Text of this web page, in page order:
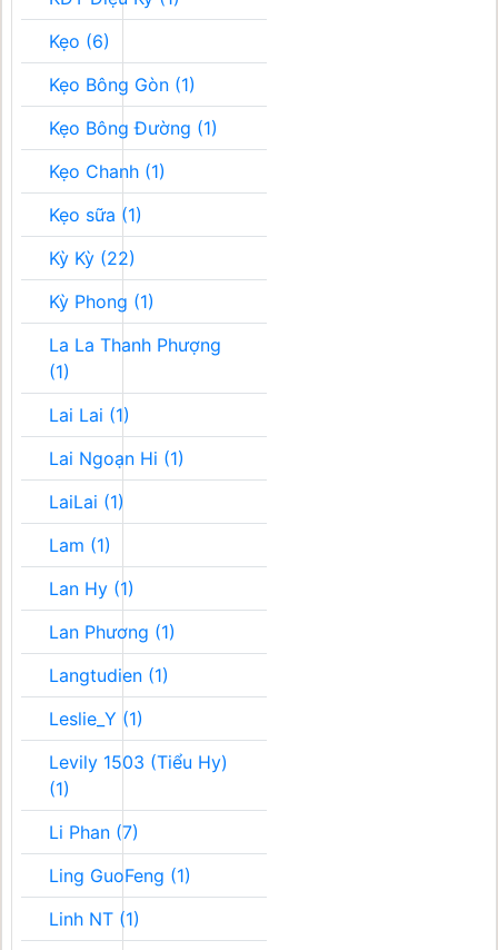
Kẹo (6)
Kẹo Bông Gòn (1)
Kẹo Bông Đường (1)
Kẹo Chanh (1)
Kẹo sữa (1)
Kỳ Kỳ (22)
Kỳ Phong (1)
La La Thanh Phượng
(1)
Lai Lai (1)
Lai Ngoạn Hi (1)
LaiLai (1)
Lam (1)
Lan Hy (1)
Lan Phương (1)
Langtudien (1)
Leslie_Y (1)
Levily 1503 (Tiểu Hy)
(1)
Li Phan (7)
Ling GuoFeng (1)
Linh NT (1)